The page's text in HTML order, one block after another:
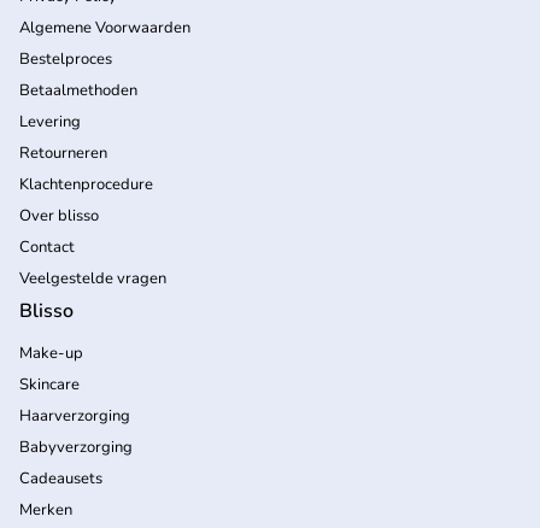
Algemene Voorwaarden
Bestelproces
Betaalmethoden
Levering
Retourneren
Klachtenprocedure
Over blisso
Contact
Veelgestelde vragen
Blisso
Make-up
Skincare
Haarverzorging
Babyverzorging
Cadeausets
Merken